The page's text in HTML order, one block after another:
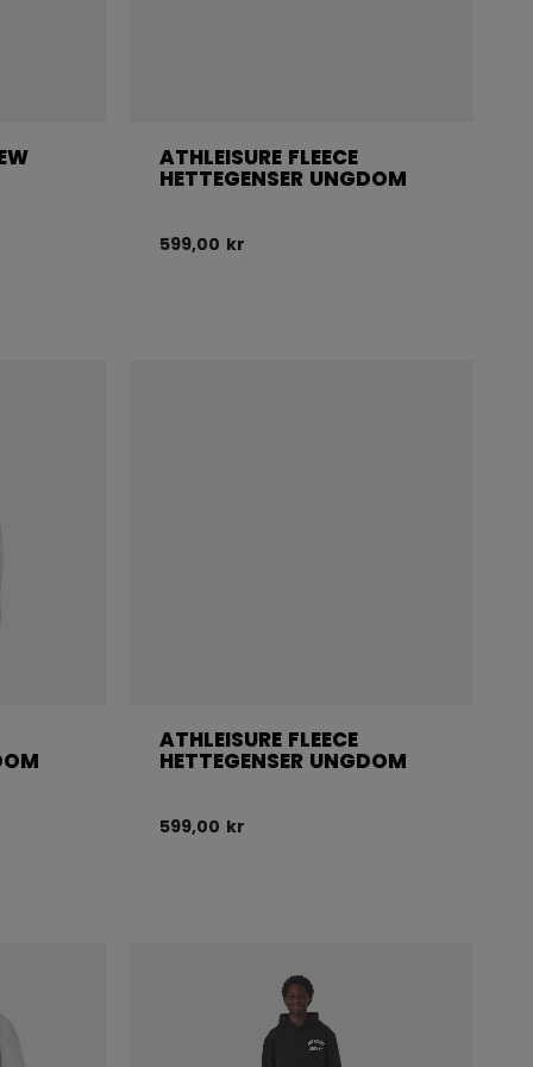
før rabatt var
ATHLEISURE FLEECE
HETTEGENSER UNGDOM
599,00 kr
ATHLEISURE FLEECE
HETTEGENSER UNGDOM
599,00 kr